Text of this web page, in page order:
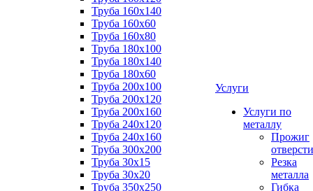
Труба 160x140
Труба 160x60
Труба 160x80
Труба 180x100
Труба 180x140
Труба 180x60
Труба 200x100
Труба 200x120
Труба 200x160
Труба 240x120
Труба 240x160
Труба 300x200
Труба 30x15
Труба 30x20
Труба 350x250
Услуги
Услуги по
металлу
Прожиг
Резка
металла
Гибка